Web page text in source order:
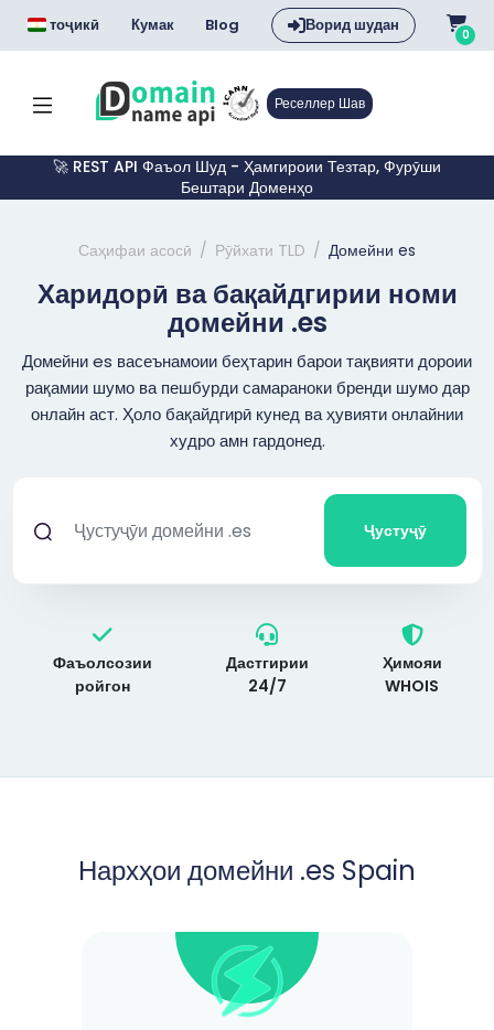
тоҷикӣ Кумак Blog Ворид шудан 0
Реселлер Шав
🚀 REST API Фаъол Шуд - Ҳамгироии Тезтар, Фурӯши
Бештари Доменҳо
Саҳифаи асосӣ Рӯйхати TLD Домейни es
Харидорӣ ва бақайдгирии номи
домейни .es
Домейни es васеънамоии беҳтарин барои тақвияти дороии
рақамии шумо ва пешбурди самараноки бренди шумо дар
онлайн аст. Ҳоло бақайдгирӣ кунед ва ҳувияти онлайнии
худро амн гардонед.
Ҷустуҷӯ
Фаъолсозии
ройгон
Дастгирии
24/7
Ҳимояи
WHOIS
Нархҳои домейни .es Spain